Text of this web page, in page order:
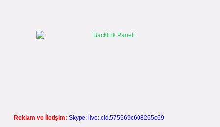
Reklam ve İletişim: Skype: live:.cid.575569c608265c69